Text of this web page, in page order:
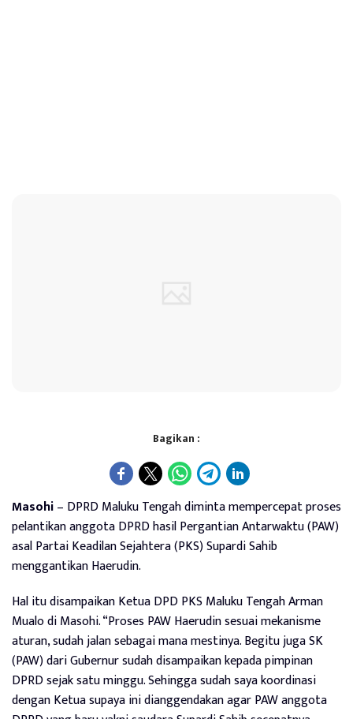
Bagikan :
Masohi– DPRD Maluku Tengah diminta mempercepat proses
pelantikan anggota DPRD hasil Pergantian Antarwaktu (PAW)
asal Partai Keadilan Sejahtera (PKS) Supardi Sahib
menggantikan Haerudin.
Hal itu disampaikan Ketua DPD PKS Maluku Tengah Arman
Mualo di Masohi. “Proses PAW Haerudin sesuai mekanisme
aturan, sudah jalan sebagai mana mestinya. Begitu juga SK
(PAW) dari Gubernur sudah disampaikan kepada pimpinan
DPRD sejak satu minggu. Sehingga sudah saya koordinasi
dengan Ketua supaya ini dianggendakan agar PAW anggota